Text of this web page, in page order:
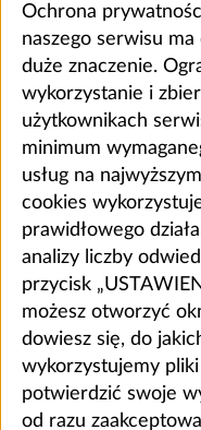
Ochrona
naszego serwisu ma
duże znaczenie.
wykorzystanie i
użytkownikach
minimum
usług na
cookies
prawidłowego
analizy liczby
przycisk
możesz otworzyć
dowiesz się, do
wykorzystujemy
potwierdzić swoje
od razu